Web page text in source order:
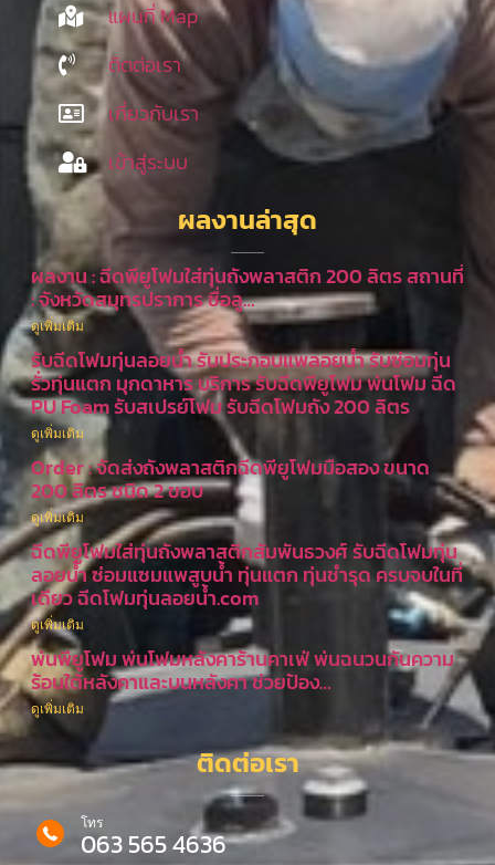
แผนที่ Map
ติดต่อเรา
เกี่ยวกับเรา
เข้าสู่ระบบ
ผลงานล่าสุด
ผลงาน : ฉีดพียูโฟมใส่ทุ่นถังพลาสติก 200 ลิตร สถานที่
: จังหวัดสมุทรปราการ ชื่อลู…
ดูเพิ่มเติม
รับฉีดโฟมทุ่นลอยน้ำ รับประกอบแพลอยน้ำ รับซ่อมทุ่น
รั่วทุ่นแตก มุกดาหาร บริการ รับฉีดพียูโฟม พ่นโฟม ฉีด
PU Foam รับสเปรย์โฟม รับฉีดโฟมถัง 200 ลิตร
ดูเพิ่มเติม
Order : จัดส่งถังพลาสติกฉีดพียูโฟมมือสอง ขนาด
200 ลิตร ชนิด 2 ขอบ
ดูเพิ่มเติม
ฉีดพียูโฟมใส่ทุ่นถังพลาสติกสัมพันธวงศ์ รับฉีดโฟมทุ่น
ลอยน้ำ ซ่อมแซมแพสูบน้ำ ทุ่นแตก ทุ่นชำรุด ครบจบในที่
เดียว ฉีดโฟมทุ่นลอยน้ำ.com
ดูเพิ่มเติม
พ่นพียูโฟม พ่นโฟมหลังคาร้านคาเฟ่ พ่นฉนวนกันความ
ร้อนใต้หลังคาและบนหลังคา ช่วยป้อง…
ดูเพิ่มเติม
ติดต่อเรา
โทร
063 565 4636